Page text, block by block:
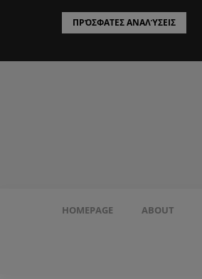
ΠΡΌΣΦΑΤΕΣ ΑΝΑΛΎΣΕΙΣ
Προστασία του Πληθυσμού από το
HOMEPAGE ABOUT